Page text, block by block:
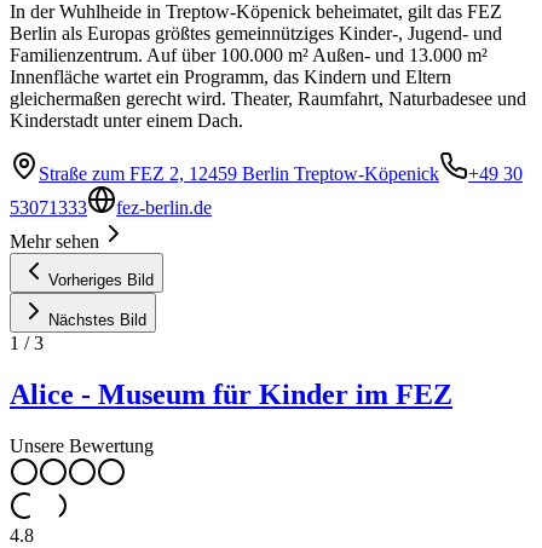
In der Wuhlheide in Treptow-Köpenick beheimatet, gilt das FEZ
Berlin als Europas größtes gemeinnütziges Kinder-, Jugend- und
Familienzentrum. Auf über 100.000 m² Außen- und 13.000 m²
Innenfläche wartet ein Programm, das Kindern und Eltern
gleichermaßen gerecht wird. Theater, Raumfahrt, Naturbadesee und
Kinderstadt unter einem Dach.
Straße zum FEZ 2, 12459 Berlin Treptow-Köpenick
+49 30
53071333
fez-berlin.de
Mehr sehen
Vorheriges Bild
Nächstes Bild
1 /3
Alice - Museum für Kinder im FEZ
Unsere Bewertung
4.8